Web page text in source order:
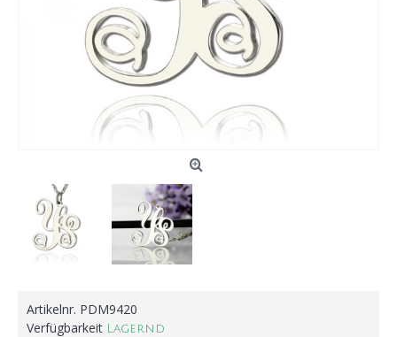
Artikelnr. PDM9420
Verfügbarkeit
Lagernd